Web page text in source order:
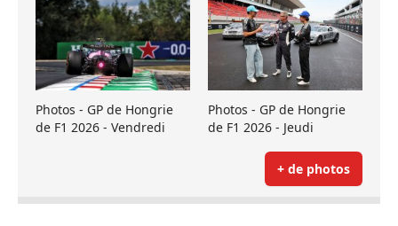
Photos - GP de Hongrie
de F1 2026 - Vendredi
Photos - GP de Hongrie
de F1 2026 - Jeudi
+ de photos